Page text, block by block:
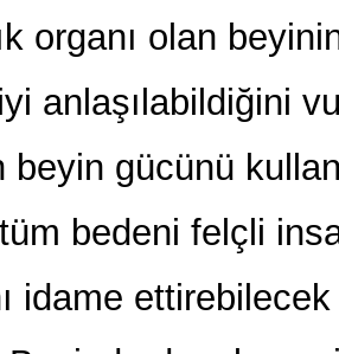
organı olan
anlaşılabildiğini
beyin gücünü
bedeni felçli
idame